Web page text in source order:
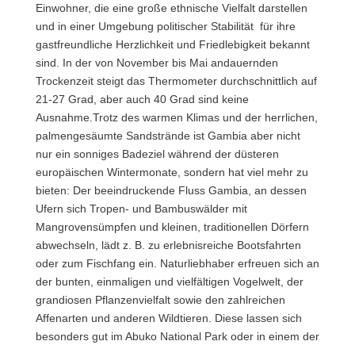
Einwohner, die eine große ethnische Vielfalt darstellen
und in einer Umgebung politischer Stabilität für ihre
gastfreundliche Herzlichkeit und Friedlebigkeit bekannt
sind. In der von November bis Mai andauernden
Trockenzeit steigt das Thermometer durchschnittlich auf
21-27 Grad, aber auch 40 Grad sind keine
Ausnahme.Trotz des warmen Klimas und der herrlichen,
palmengesäumte Sandstrände ist Gambia aber nicht
nur ein sonniges Badeziel während der düsteren
europäischen Wintermonate, sondern hat viel mehr zu
bieten: Der beeindruckende Fluss Gambia, an dessen
Ufern sich Tropen- und Bambuswälder mit
Mangrovensümpfen und kleinen, traditionellen Dörfern
abwechseln, lädt z. B. zu erlebnisreiche Bootsfahrten
oder zum Fischfang ein. Naturliebhaber erfreuen sich an
der bunten, einmaligen und vielfältigen Vogelwelt, der
grandiosen Pflanzenvielfalt sowie den zahlreichen
Affenarten und anderen Wildtieren. Diese lassen sich
besonders gut im Abuko National Park oder in einem der